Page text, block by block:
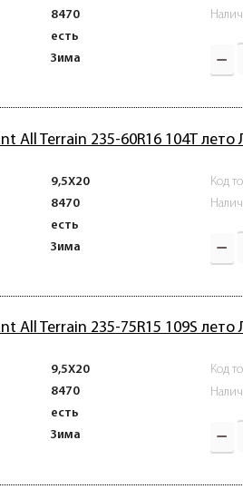
8470
есть
Зима
All Terrain 235-60R16 104T лето
9,5X20
8470
есть
Зима
Код
All Terrain 235-75R15 109S лето
9,5X20
8470
есть
Зима
Код